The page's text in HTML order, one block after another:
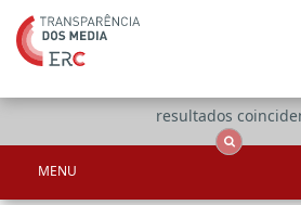
resultados
MENU